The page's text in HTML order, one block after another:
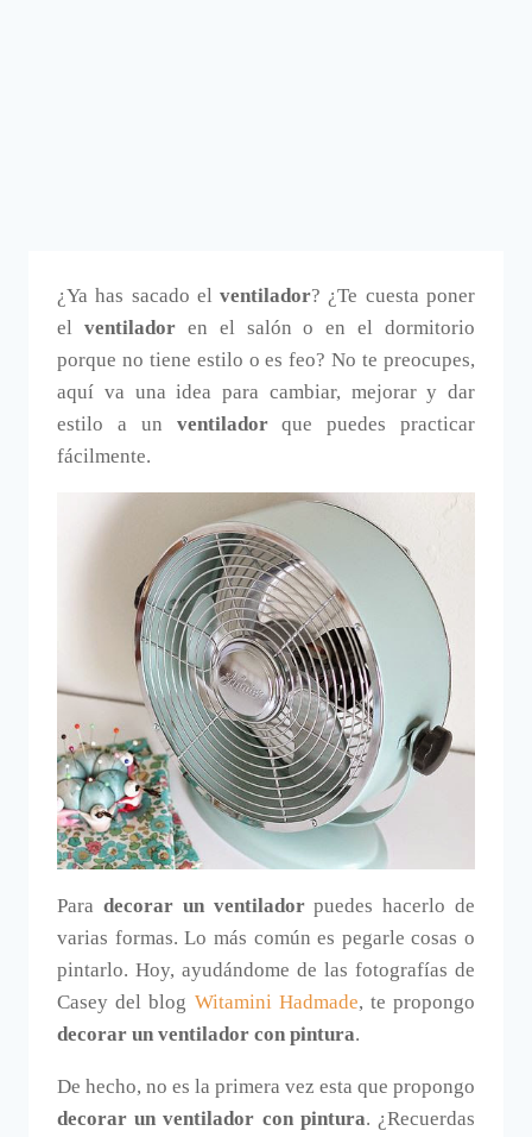
¿Ya has sacado elventilador? ¿Te cuesta poner
el ventiladoren el salón o en el dormitorio
porque no tiene estilo o es feo? No te preocupes,
aquí va una idea para cambiar, mejorar y dar
estilo a un ventiladorque puedes practicar
fácilmente.
Para decorar un ventiladorpuedes hacerlo de
varias formas. Lo más común es pegarle cosas o
pintarlo. Hoy, ayudándome de las fotografías de
Casey del blog Witamini Hadmade, te propongo
decorar un ventilador con pintura.
De hecho, no es la primera vez esta que propongo
decorar un ventilador con pintura. ¿Recuerdas